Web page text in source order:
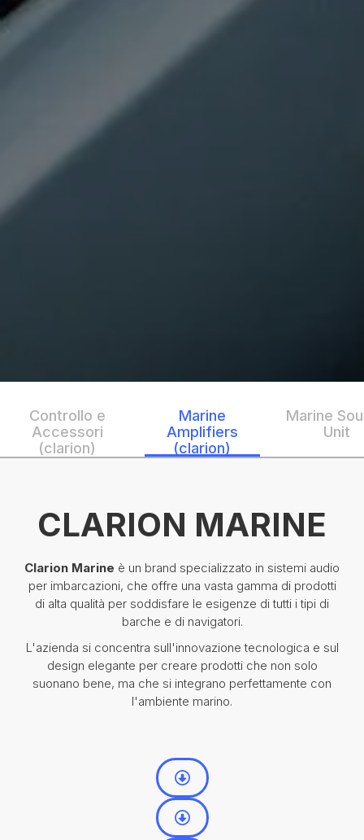
Controllo e
Accessori
(clarion)
Marine
Amplifiers
(clarion)
Marine
Unit
CLARION MARINE
Clarion Marine è un brand specializzato in sistemi audio
per imbarcazioni, che offre una vasta gamma di prodotti
di alta qualità per soddisfare le esigenze di tutti i tipi di
barche e di navigatori.
L'azienda si concentra sull'innovazione tecnologica e sul
design elegante per creare prodotti che non solo
suonano bene, ma che si integrano perfettamente con
l'ambiente marino.